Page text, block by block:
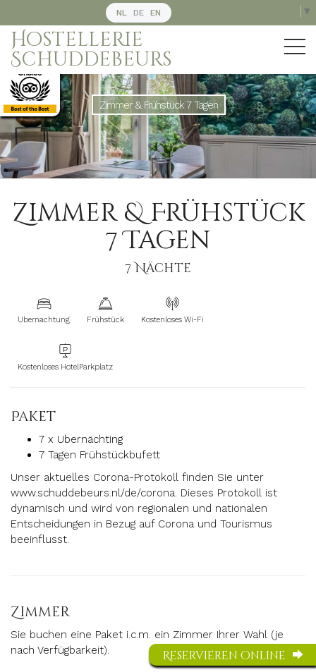
Reservieren online
▼
NL DE EN
Hostellerie
Schuddebeurs
Zimmer & Frühstück 7 Tagen
Zimmer & Frühstück
7 Tagen
7 Nächte
Ubernachtung Frühstück Kostenloses Wi-Fi
Kostenloses HotelParkplatz
Paket
7 x Ubernächting
7 Tagen Frühstückbufett
Unser aktuelles Corona-Protokoll finden Sie unter
www.schuddebeurs.nl/de/corona. Dieses Protokoll ist
dynamisch und wird von regionalen und nationalen
Entscheidungen in Bezug auf Corona und Tourismus
beeinflusst.
Zimmer
Sie buchen eine Paket i.c.m. ein Zimmer Ihrer Wahl (je
nach Verfügbarkeit).